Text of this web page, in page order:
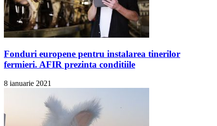
Fonduri europene pentru instalarea tinerilor
fermieri. AFIR prezinta conditiile
8 ianuarie 2021